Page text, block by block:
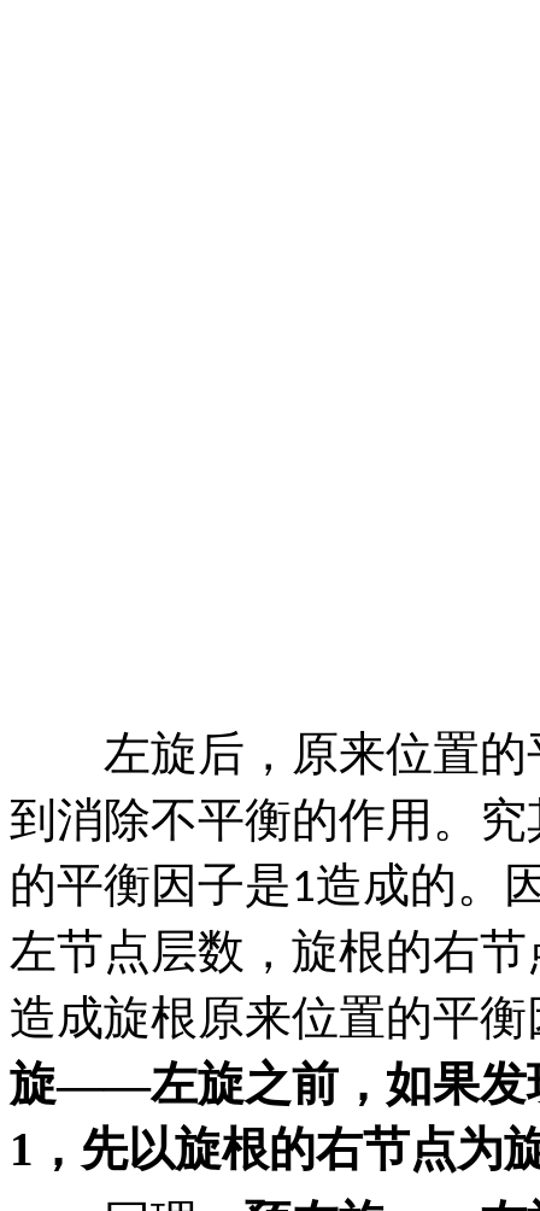
左旋后，原来位置的
到消除不平衡的作用。
的平衡因子是1造成的。
左节点层数，旋根的右
造成旋根原来位置的平
旋——左旋之前，如果
1 ，先以旋根的右节点为